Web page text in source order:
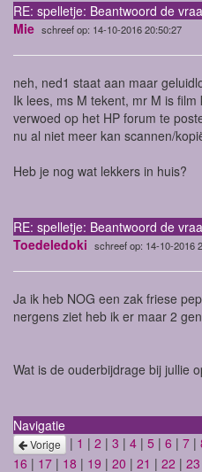
RE: spelletje: Beantwoord de
Mie schreef op: 14-10-2016 20:50:27
neh, ned1 staat aan maar
Ik lees, ms M tekent, mr M is
verwoed op het HP forum te
nu al niet meer kan scannen/
Heb je nog wat lekkers in huis?
RE: spelletje: Beantwoord de
Toedeledoki schreef op: 14-10-2016
Ja ik heb NOG een zak friese
nergens ziet heb ik er maar 2
Wat is de ouderbijdrage bij jullie
Navigatie
Vorige | 1 | 2 | 3 | 4 | 5 | 6 | 7 |
16 | 17 | 18 | 19 | 20 | 21 | 22 | 23